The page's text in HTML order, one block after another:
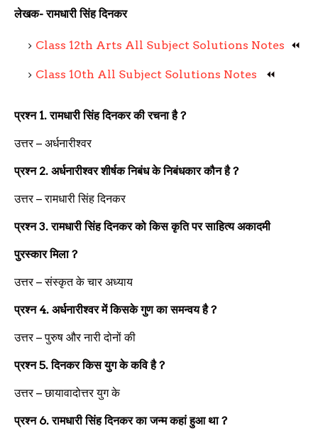
लेखक- रामधारी सिंह दिनकर
Class 12th Arts All Subject Solutions Notes ⏪
Class 10th All Subject Solutions Notes ⏪
प्रश्न 1.रामधारी सिंह दिनकर की रचना है?
उत्तर – अर्धनारीश्वर
प्रश्न 2. अर्धनारीश्वर शीर्षक निबंध के निबंधकार कौन है?
उत्तर –रामधारी सिंह दिनकर
प्रश्न3.रामधारी सिंह दिनकर को किस कृति पर साहित्य अकादमी
पुरस्कार मिला?
उत्तर –संस्कृत के चार अध्याय
प्रश्न 4. अर्धनारीश्वर में किसके गुण का समन्वय है?
उत्तर –पुरुष और नारी दोनों की
प्रश्न5.दिनकर किस युग के कवि है?
उत्तर –छायावादोत्तर युग के
प्रश्न 6.रामधारी सिंह दिनकर का जन्म कहां हुआ था?